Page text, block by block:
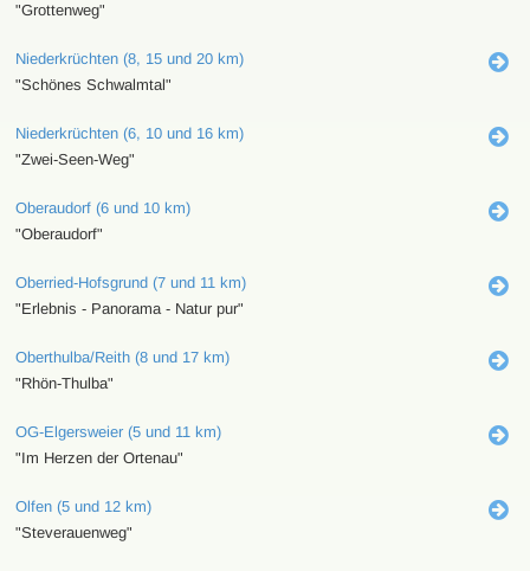
"Grottenweg"
Niederkrüchten (8, 15 und 20 km)
"Schönes Schwalmtal"
Niederkrüchten (6, 10 und 16 km)
"Zwei-Seen-Weg"
Oberaudorf (6 und 10 km)
"Oberaudorf"
Oberried-Hofsgrund (7 und 11 km)
"Erlebnis - Panorama - Natur pur"
Oberthulba/Reith (8 und 17 km)
"Rhön-Thulba"
OG-Elgersweier (5 und 11 km)
"Im Herzen der Ortenau"
Olfen (5 und 12 km)
"Steverauenweg"